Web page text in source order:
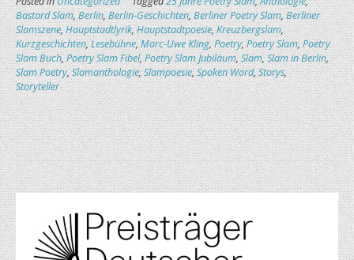
Bastard Slam,Berlin,Berlin-Geschichten,Berliner Poetry Slam,Berliner
Slamszene,Hauptstadtlyrik,Hauptstadtpoesie,Kreuzbergslam,
Kurzgeschichten,Lesebühne,Marc-Uwe Kling,Poetry,Poetry Slam,Poetry
Slam Buch,Poetry Slam Fibel,Poetry Slam Jubiläum,Slam,Slam in Berlin,
Slam Poetry,Slamanthologie,Slampoesie,Spoken Word,Storys,
Storyteller